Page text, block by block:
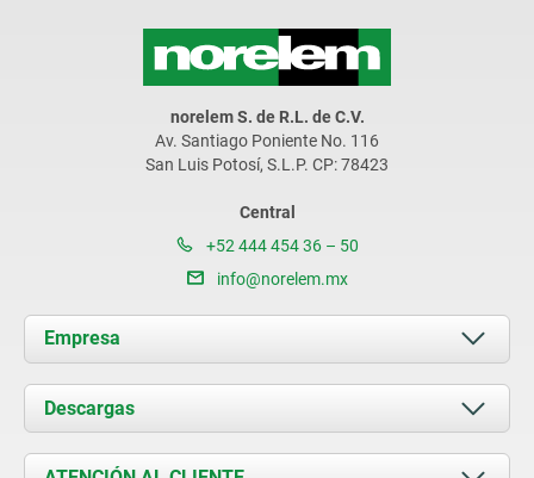
norelem S. de R.L. de C.V.
Av. Santiago Poniente No. 116
San Luis Potosí, S.L.P. CP: 78423
Central
+52 444 454 36 – 50
info@norelem.mx
Empresa
Acerca de nosotros
Novedades
Descargas
Documents